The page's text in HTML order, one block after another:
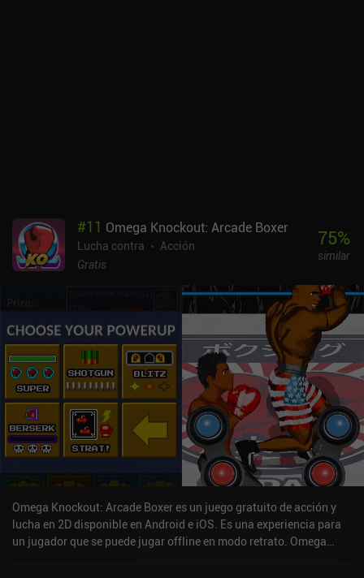
#11 Omega Knockout: Arcade Boxer
Lucha contra
Acción
Gratis
75%
similar
Omega Knockout: Arcade Boxer es un juego gratuito de acción y
lucha en 2D disponible en Android e iOS. Es una experiencia para
un jugador que se puede jugar offline en modo retrato. Omega